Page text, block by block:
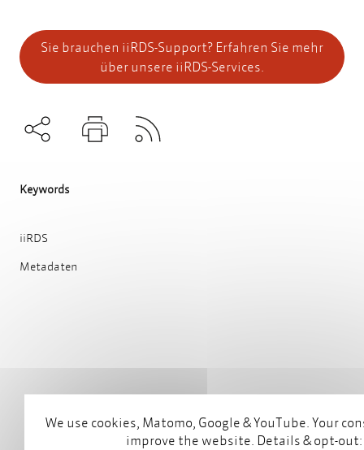
Sie brauchen iiRDS-Support? Erfahren Sie mehr
über unsere iiRDS-Services.
Keywords
iiRDS
Metadaten
We use cookies, Matomo, Google & YouTube. Your
improve the website. Details & opt-out: